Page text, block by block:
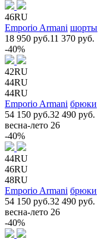
46RU
Emporio Armani шорты
18 950 руб.11 370 руб.
-40%
42RU
44RU
44RU
Emporio Armani брюки
54 150 руб.32 490 руб.
весна-лето 26
-40%
44RU
46RU
48RU
Emporio Armani брюки
54 150 руб.32 490 руб.
весна-лето 26
-40%